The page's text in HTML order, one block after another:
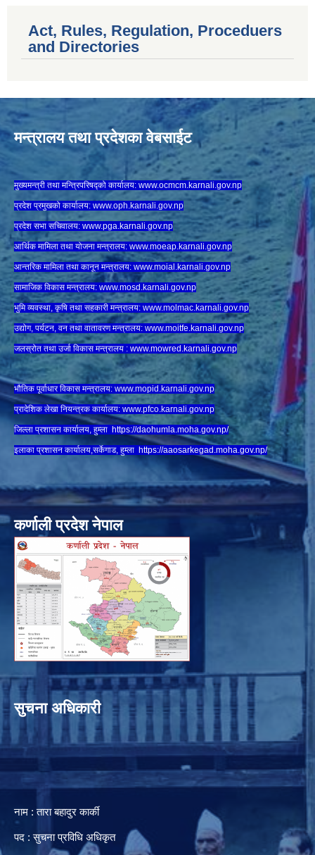
Act, Rules, Regulation, Proceduers
and Directories
मन्त्रालय तथा प्रदेशका वेबसाईट
मुख्यमन्त्री तथा मन्त्रिपरिषद्को कार्यालय: www.ocmcm.karnali.gov.np
प्रदेश प्रमुखको कार्यालय: www.oph.karnali.gov.np
प्रदेश सभा सचिवालय: www.pga.karnali.gov.np
आर्थिक मामिला तथा योजना मन्त्रालय: www.moeap.karnali.gov.np
आन्तरिक मामिला तथा कानून मन्त्रालय: www.moial.karnali.gov.np
सामाजिक विकास मन्त्रालय: www.mosd.karnali.gov.np
भुमि व्यवस्था, कृषि तथा सहकारी मन्त्रालय: www.molmac.karnali.gov.np
उद्योग, पर्यटन, वन तथा वातावरण मन्त्रालय: www.moitfe.karnali.gov.np
जलस्रोत तथा उर्जा विकास मन्त्रालय : www.mowred.karnali.gov.np
भौतिक पूर्वाधार विकास मन्त्रालय: www.mopid.karnali.gov.np
प्रादेशिक लेखा नियन्त्रक कार्यालय: www.pfco.karnali.gov.np
जिल्ला प्रशासन कार्यालय, हुम्ला https://daohumla.moha.gov.np/
इलाका प्रशासन कार्यालय,सर्केगाड, हुम्ला https://aaosarkegad.moha.gov.np/
कर्णाली प्रदेश नेपाल
सुचना अधिकारी
नाम : तारा बहादुर कार्की
पद : सुचना प्रविधि अधिकृत